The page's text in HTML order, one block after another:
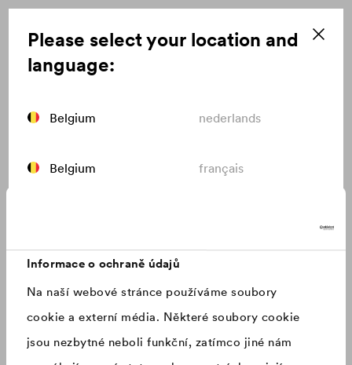
Informace o ochraně údajů
Na naší webové stránce používáme soubory
cookie a externí média. Některé soubory cookie
jsou nezbytné neboli funkční, zatímco jiné nám
Please select your location and
language:
Belgium nederlands
Belgium français
Canada
China chinese
Top Stories
cestou: